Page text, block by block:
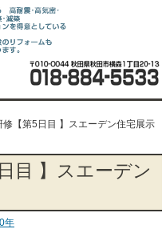
【第5日目 】スエーデン住宅展示
目 】スエーデン
年